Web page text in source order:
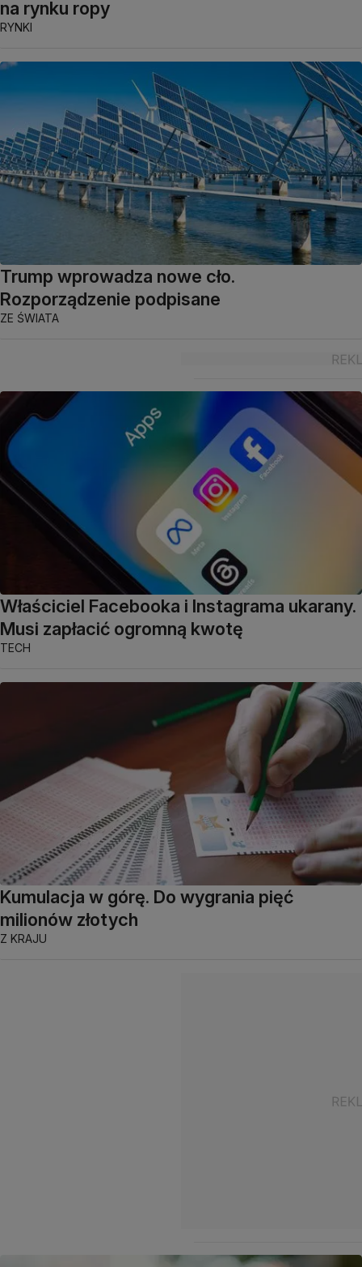
na rynku ropy
RYNKI
Trump wprowadza nowe cło.
Rozporządzenie podpisane
ZE ŚWIATA
Właściciel Facebooka i Instagrama ukarany.
Musi zapłacić ogromną kwotę
TECH
Kumulacja w górę. Do wygrania pięć
milionów złotych
Z KRAJU